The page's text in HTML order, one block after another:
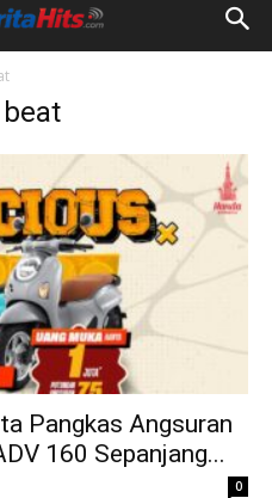
Pangkas Angsuran
160 Sepanjang...
0